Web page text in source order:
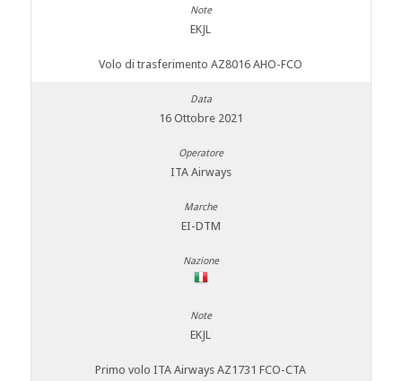
EKJL
Volo di trasferimento AZ8016 AHO-FCO
16 Ottobre 2021
ITA Airways
EI-DTM
EKJL
Primo volo ITA Airways AZ1731 FCO-CTA